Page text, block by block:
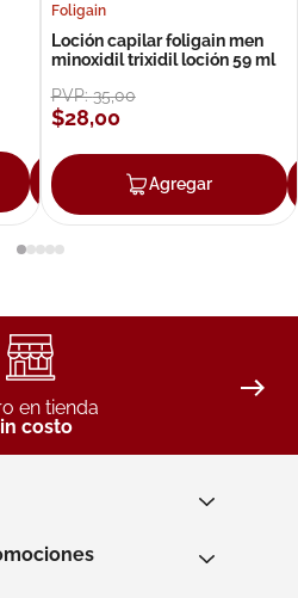
Agregar
Foligain
Loción capilar foligain men
minoxidil trixidil loción 59 ml
PVP:35,00
$28,00
Agregar
en tienda
costo